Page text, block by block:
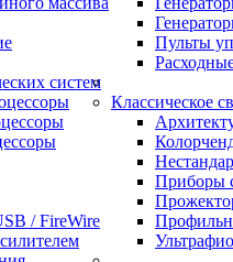
систем
/ FireWire
Пульты
Классическое
Приборы